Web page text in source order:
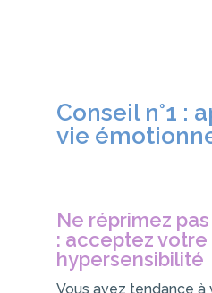
Conseil n°1 :
vie
Ne réprimez
: acceptez votre
hypersensibilité
Vous avez tendance à